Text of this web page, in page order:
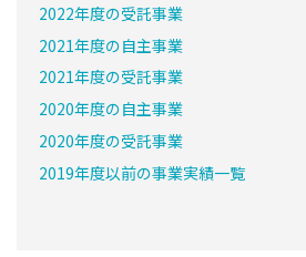
2022年度の受託事業
2021年度の自主事業
2021年度の受託事業
2020年度の自主事業
2020年度の受託事業
2019年度以前の事業実績一覧